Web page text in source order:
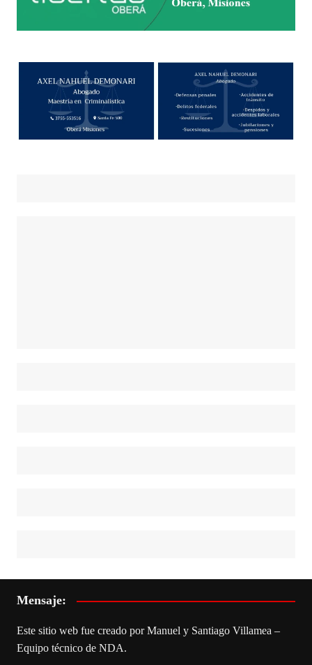
Mensaje:
Este sitio web fue creado por Manuel y Santiago Villamea –
Equipo técnico de NDA.